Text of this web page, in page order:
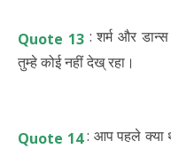
Quote 13 : शर्म और
तुम्हे कोई नहीं देख् रहा।
Quote 14: आप पहले क्या